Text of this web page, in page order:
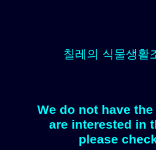
칠레의 식물생활
We do not have
are interested in
please